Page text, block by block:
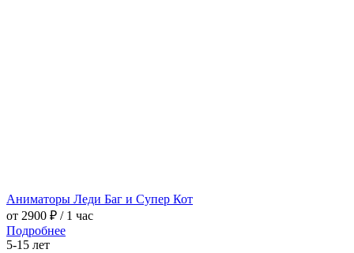
Аниматоры Леди Баг и Супер Кот
от 2900 ₽ / 1 час
Подробнее
5-15 лет